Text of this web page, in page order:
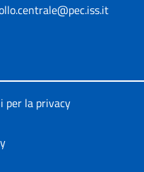
per la privacy